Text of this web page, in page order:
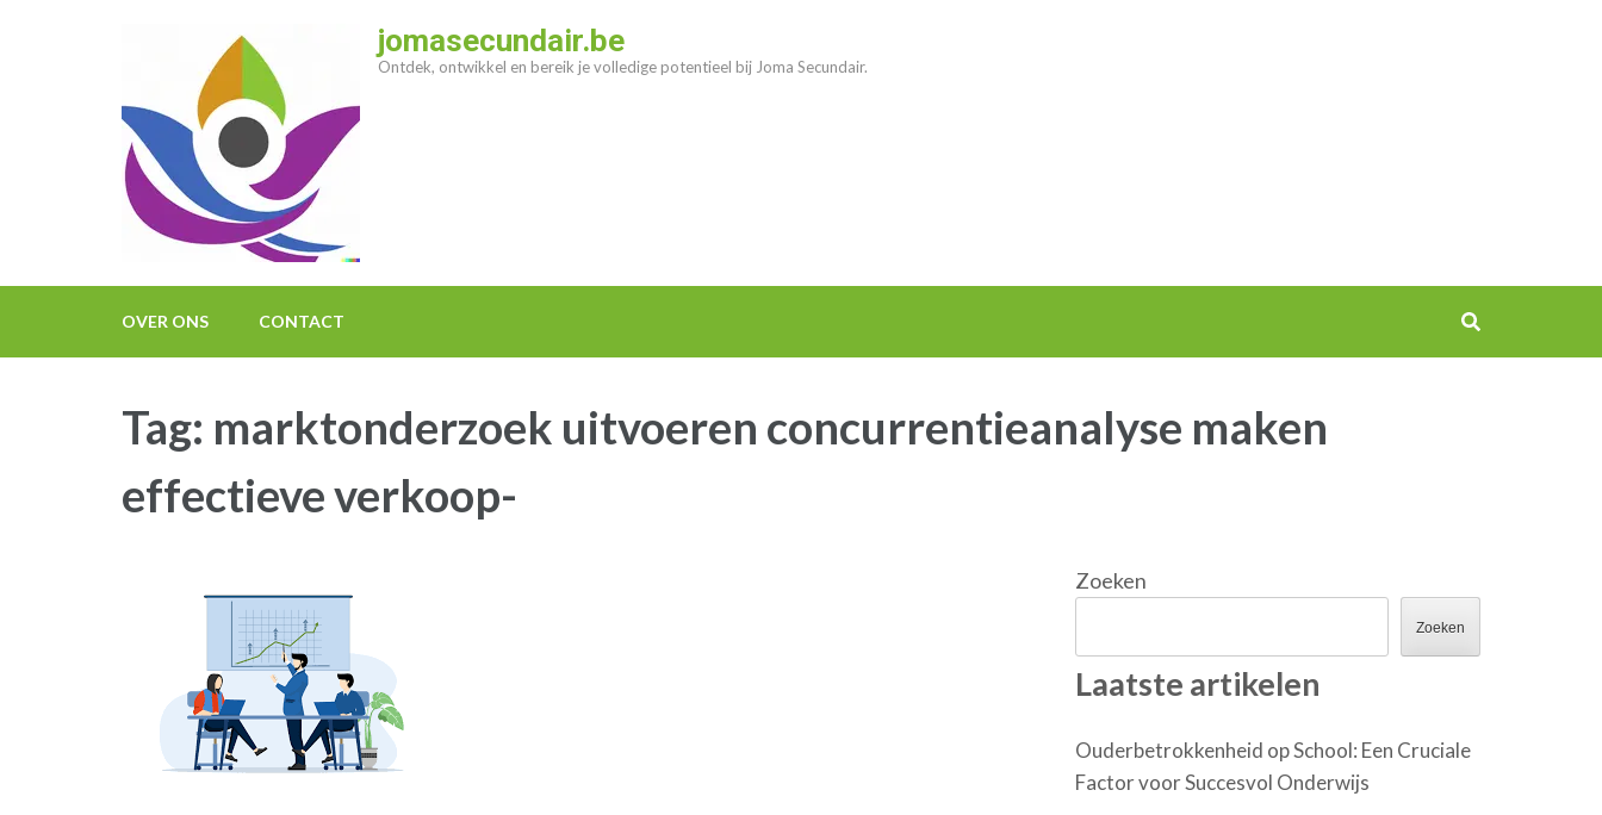
jomasecundair.be
Ontdek, ontwikkel en bereik je volledige potentieel bij Joma Secundair.
OVER ONS CONTACT
Tag: marktonderzoek uitvoeren concurrentieanalyse maken
effectieve verkoop-
Zoeken
Zoeken
Laatste artikelen
Ouderbetrokkenheid op School: Een Cruciale
Factor voor Succesvol Onderwijs